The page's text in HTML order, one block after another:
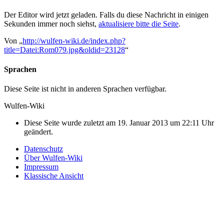
Der Editor wird jetzt geladen. Falls du diese Nachricht in einigen
Sekunden immer noch siehst, aktualisiere bitte die Seite.
Von „http://wulfen-wiki.de/index.php?
title=Datei:Rom079.jpg&oldid=23128“
Sprachen
Diese Seite ist nicht in anderen Sprachen verfügbar.
Wulfen-Wiki
Diese Seite wurde zuletzt am 19. Januar 2013 um 22:11 Uhr
geändert.
Datenschutz
Über Wulfen-Wiki
Impressum
Klassische Ansicht